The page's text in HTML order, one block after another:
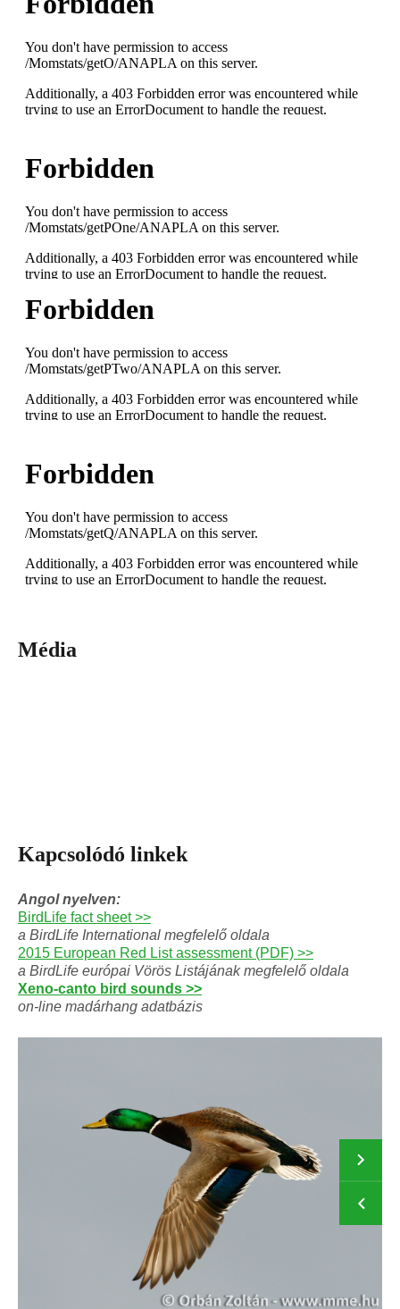
Média
Kapcsolódó linkek
Angol nyelven:
BirdLife fact sheet >>
a BirdLife International megfelelő oldala
2015 European Red List assessment (PDF) >>
a BirdLife európai Vörös Listájának megfelelő oldala
Xeno-canto bird sounds >>
on-line madárhang adatbázis